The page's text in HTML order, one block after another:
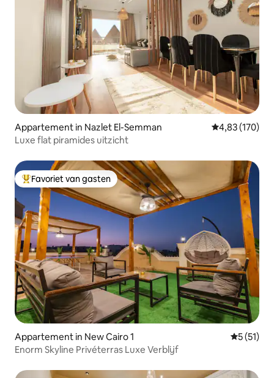
Appartement in Nazlet El-Semman Gemiddelde
4,83 (170)
Luxe flat piramides uitzicht
Topfavoriet van gasten
Favoriet van gasten
Appartement in New Cairo 1
5 (51)
Enorm Skyline Privéterras Luxe Verblijf